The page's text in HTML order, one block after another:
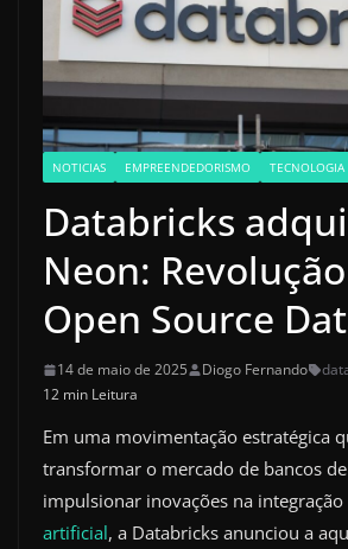
NOTICIAS EMPREENDEDORISMO TECNOLOGIA
Databricks
Neon:
Open Source
14 de maio de 2025 Diogo Fernando
12 min Leitura
Em uma movimentação estratégica
transformar o mercado de bancos
impulsionar inovações na integração
artificial, a Databricks anunciou a